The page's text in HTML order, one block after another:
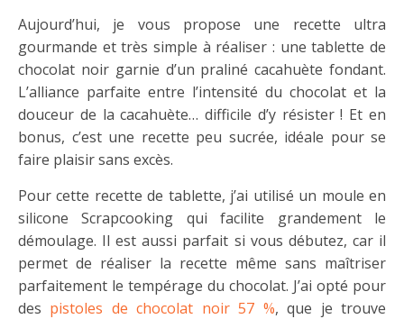
Aujourd’hui, je vous propose une recette ultra
gourmande et très simple à réaliser : une tablette de
chocolat noir garnie d’un praliné cacahuète fondant.
L’alliance parfaite entre l’intensité du chocolat et la
douceur de la cacahuète… difficile d’y résister ! Et en
bonus, c’est une recette peu sucrée, idéale pour se
faire plaisir sans excès.
Pour cette recette de tablette, j’ai utilisé un moule en
silicone Scrapcooking qui facilite grandement le
démoulage. Il est aussi parfait si vous débutez, car il
permet de réaliser la recette même sans maîtriser
parfaitement le tempérage du chocolat. J’ai opté pour
des pistoles de chocolat noir 57 %, que je trouve